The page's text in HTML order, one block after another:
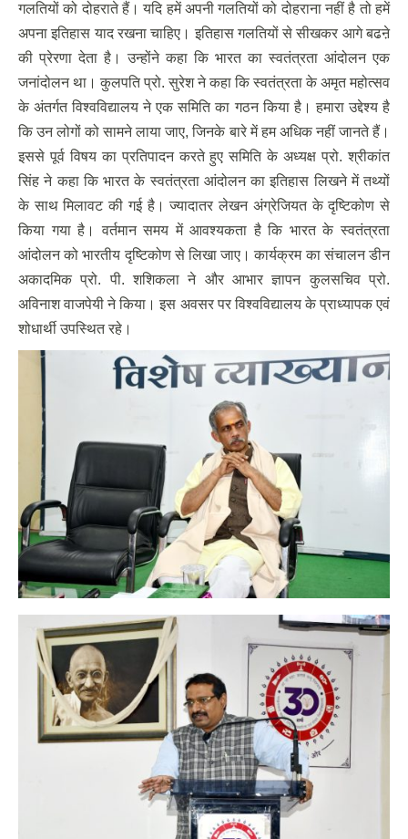
गलतियों को दोहराते हैं। यदि हमें अपनी गलतियों को दोहराना नहीं है तो हमें
अपना इतिहास याद रखना चाहिए। इतिहास गलतियों से सीखकर आगे बढऩे
की प्रेरणा देता है। उन्होंने कहा कि भारत का स्वतंत्रता आंदोलन एक
जनांदोलन था। कुलपति प्रो. सुरेश ने कहा कि स्वतंत्रता के अमृत महोत्सव
के अंतर्गत विश्वविद्यालय ने एक समिति का गठन किया है। हमारा उद्देश्य है
कि उन लोगों को सामने लाया जाए, जिनके बारे में हम अधिक नहीं जानते हैं।
इससे पूर्व विषय का प्रतिपादन करते हुए समिति के अध्यक्ष प्रो. श्रीकांत
सिंह ने कहा कि भारत के स्वतंत्रता आंदोलन का इतिहास लिखने में तथ्यों
के साथ मिलावट की गई है। ज्यादातर लेखन अंग्रेजियत के दृष्टिकोण से
किया गया है। वर्तमान समय में आवश्यकता है कि भारत के स्वतंत्रता
आंदोलन को भारतीय दृष्टिकोण से लिखा जाए। कार्यक्रम का संचालन डीन
अकादमिक प्रो. पी. शशिकला ने और आभार ज्ञापन कुलसचिव प्रो.
अविनाश वाजपेयी ने किया। इस अवसर पर विश्वविद्यालय के प्राध्यापक एवं
शोधार्थी उपस्थित रहे।